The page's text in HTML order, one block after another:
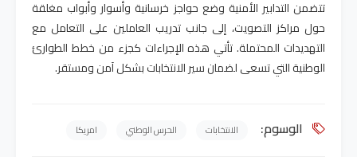
تتضمن التدابير الأمنية وضع حواجز خرسانية وأسوار وأبواب مغلقة
حول مراكز التصويت، إلى جانب تدريب العاملين على التعامل مع
التهديدات المحتملة. تأتي هذه الإجراءات كجزء من خطط الطوارئ
الوطنية التي تسعى لضمان سير الانتخابات بشكل آمن ومستقر.
الوسوم: الانتخابات الحرس الوطني امريكا